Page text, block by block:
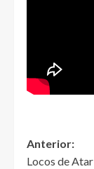
Anterior:
Locos de